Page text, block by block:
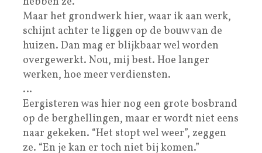
Maar het grondwerk hier, waar ik aan werk,
schijnt achter te liggen op de bouw van de
huizen. Dan mag er blijkbaar wel worden
overgewerkt. Nou, mij best. Hoe langer
werken, hoe meer verdiensten.
…
Eergisteren was hier nog een grote bosbrand
op de berghellingen, maar er wordt niet eens
naar gekeken. “Het stopt wel weer”, zeggen
ze. “En je kan er toch niet bij komen.”